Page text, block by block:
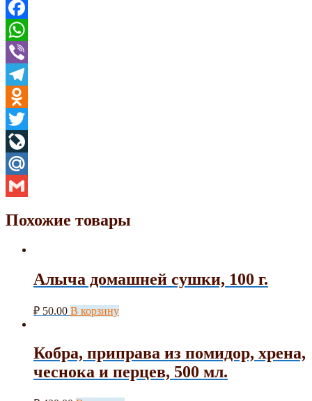
VK
Facebook
WhatsApp
Viber
Telegram
Odnoklassniki
Twitter
LiveJournal
Mail.Ru
Похожие товары
Алыча домашней сушки, 100 г.
₽ 50.00 В корзину
Кобра, приправа из помидор, хрена,
чеснока и перцев, 500 мл.